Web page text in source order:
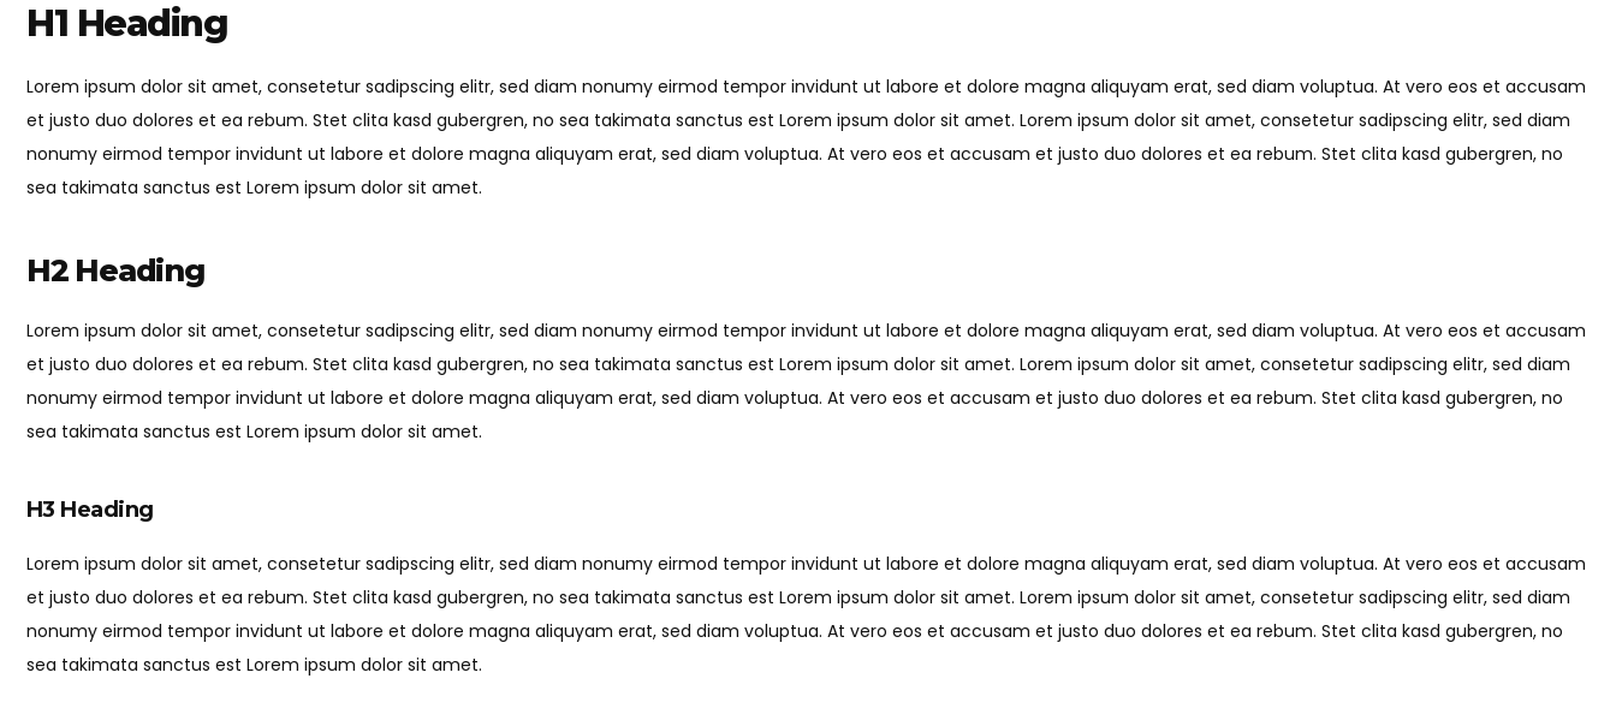
H1 Heading
Lorem ipsum dolor sit amet, consetetur sadipscing elitr, sed diam nonumy eirmod tempor invidunt ut labore et dolore magna aliquyam erat, sed diam voluptua. At vero eos et accusam
et justo duo dolores et ea rebum. Stet clita kasd gubergren, no sea takimata sanctus est Lorem ipsum dolor sit amet. Lorem ipsum dolor sit amet, consetetur sadipscing elitr, sed diam
nonumy eirmod tempor invidunt ut labore et dolore magna aliquyam erat, sed diam voluptua. At vero eos et accusam et justo duo dolores et ea rebum. Stet clita kasd gubergren, no
sea takimata sanctus est Lorem ipsum dolor sit amet.
H2 Heading
Lorem ipsum dolor sit amet, consetetur sadipscing elitr, sed diam nonumy eirmod tempor invidunt ut labore et dolore magna aliquyam erat, sed diam voluptua. At vero eos et accusam
et justo duo dolores et ea rebum. Stet clita kasd gubergren, no sea takimata sanctus est Lorem ipsum dolor sit amet. Lorem ipsum dolor sit amet, consetetur sadipscing elitr, sed diam
nonumy eirmod tempor invidunt ut labore et dolore magna aliquyam erat, sed diam voluptua. At vero eos et accusam et justo duo dolores et ea rebum. Stet clita kasd gubergren, no
sea takimata sanctus est Lorem ipsum dolor sit amet.
H3 Heading
Lorem ipsum dolor sit amet, consetetur sadipscing elitr, sed diam nonumy eirmod tempor invidunt ut labore et dolore magna aliquyam erat, sed diam voluptua. At vero eos et accusam
et justo duo dolores et ea rebum. Stet clita kasd gubergren, no sea takimata sanctus est Lorem ipsum dolor sit amet. Lorem ipsum dolor sit amet, consetetur sadipscing elitr, sed diam
nonumy eirmod tempor invidunt ut labore et dolore magna aliquyam erat, sed diam voluptua. At vero eos et accusam et justo duo dolores et ea rebum. Stet clita kasd gubergren, no
sea takimata sanctus est Lorem ipsum dolor sit amet.